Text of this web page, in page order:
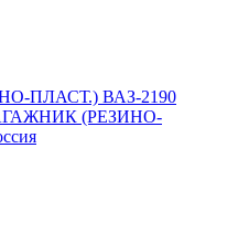
ПЛАСТ.) ВАЗ-2190
(РЕЗИНО-